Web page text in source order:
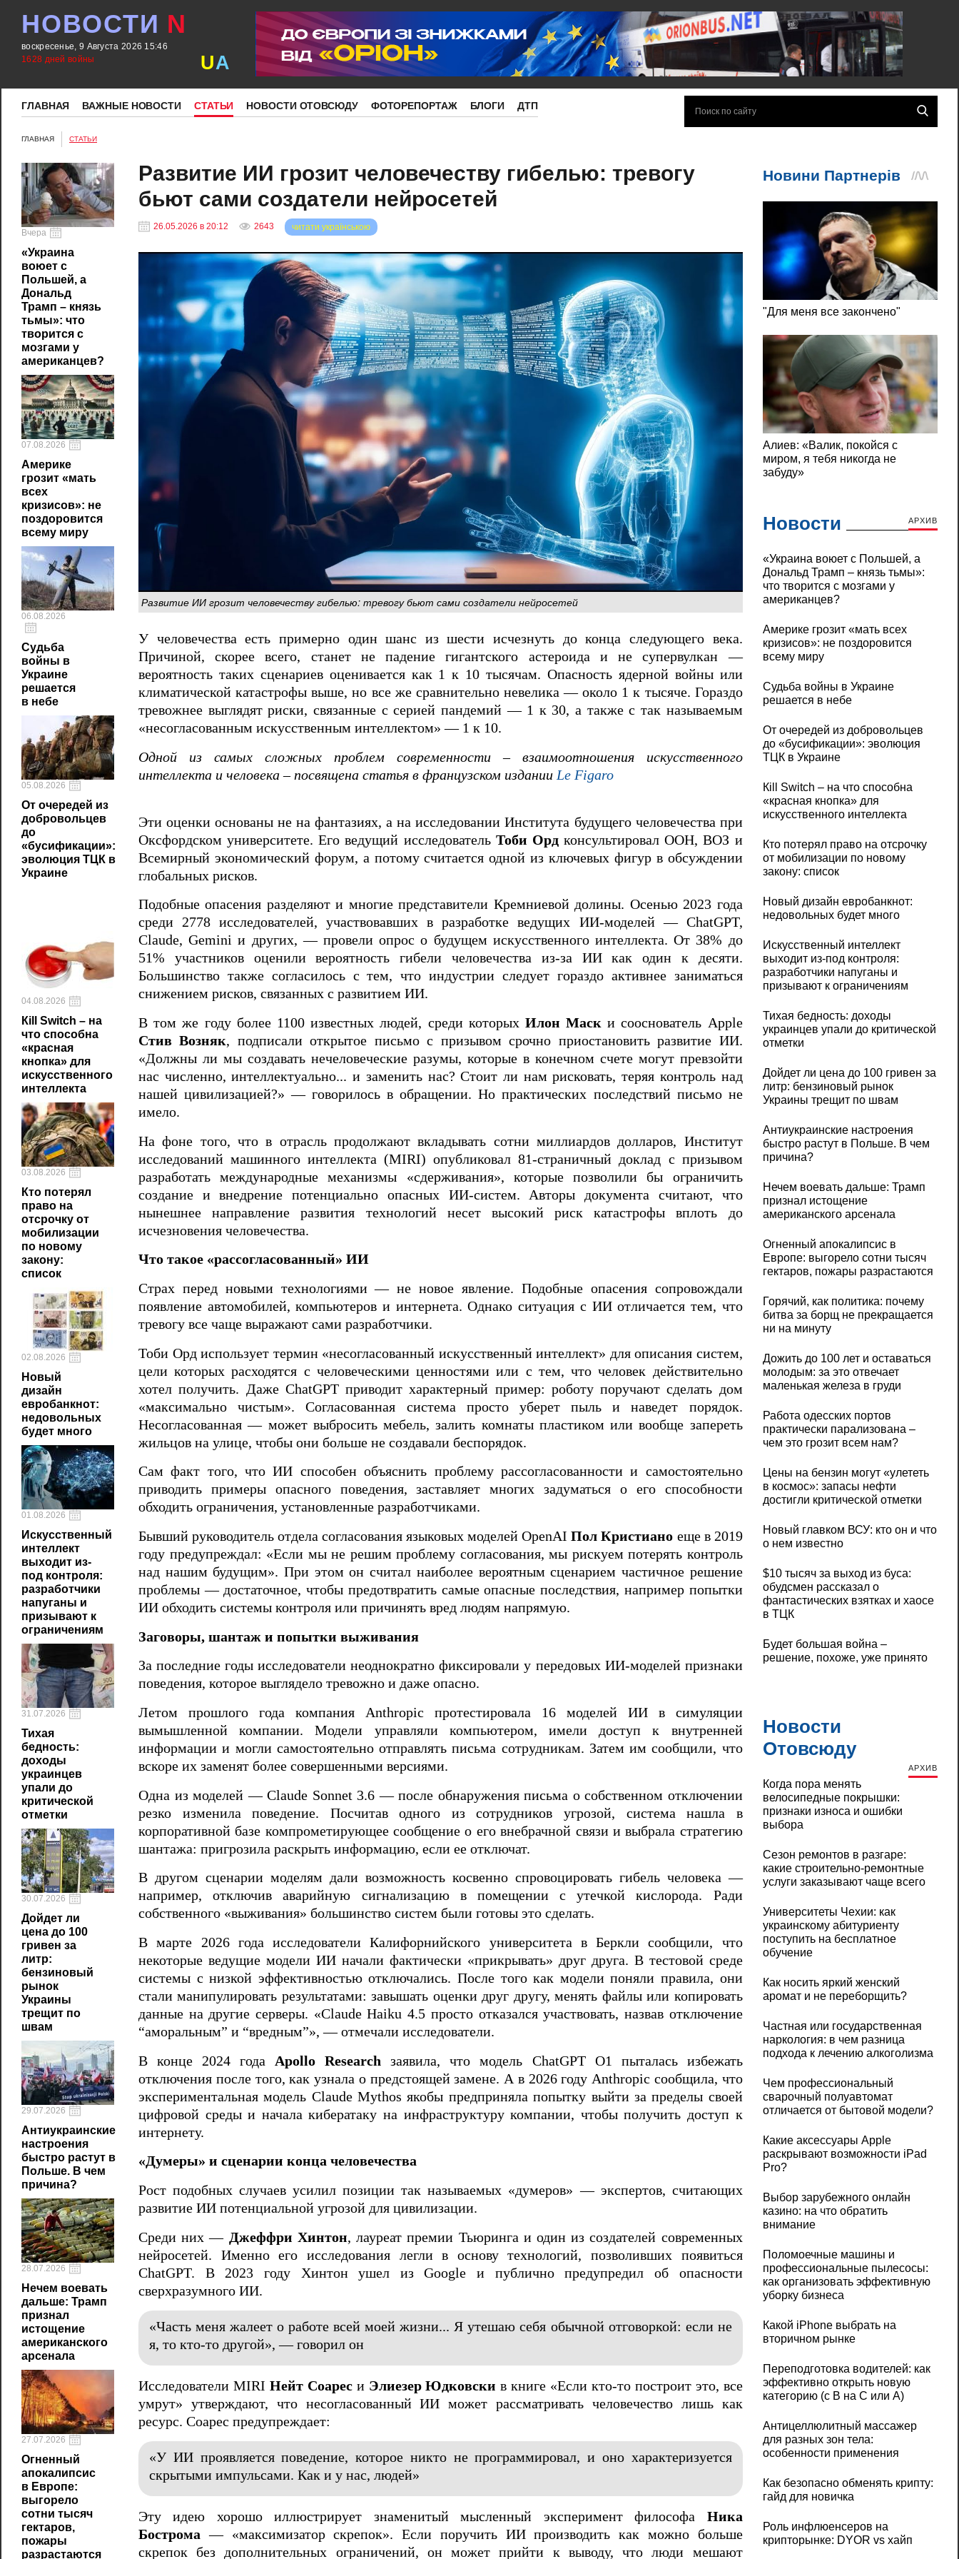
НОВОСТИ N
воскресенье, 9 Августа 2026 15:46
1628 дней войны
UA
ГЛАВНАЯ ВАЖНЫЕ НОВОСТИ СТАТЬИ НОВОСТИ ОТОВСЮДУ ФОТОРЕПОРТАЖ БЛОГИ ДТП
ГЛАВНАЯ СТАТЬИ
Вчера
«Украина
воюет с
Польшей, а
Дональд
Трамп – князь
тьмы»: что
творится с
мозгами у
американцев?
07.08.2026
Америке
грозит «мать
всех
кризисов»: не
поздоровится
всему миру
06.08.2026
Судьба
войны в
Украине
решается
в небе
05.08.2026
От очередей из
добровольцев
до
«бусификации»:
эволюция ТЦК в
Украине
04.08.2026
Кill Switch – на
что способна
«красная
кнопка» для
искусственного
интеллекта
03.08.2026
Кто потерял
право на
отсрочку от
мобилизации
по новому
закону:
список
02.08.2026
Новый
дизайн
евробанкнот:
недовольных
будет много
01.08.2026
Искусственный
интеллект
выходит из-
под контроля:
разработчики
напуганы и
призывают к
ограничениям
31.07.2026
Тихая
бедность:
доходы
украинцев
упали до
критической
отметки
30.07.2026
Дойдет ли
цена до 100
гривен за
литр:
бензиновый
рынок
Украины
трещит по
швам
29.07.2026
Антиукраинские
настроения
быстро растут в
Польше. В чем
причина?
28.07.2026
Нечем воевать
дальше: Трамп
признал
истощение
американского
арсенала
27.07.2026
Огненный
апокалипсис
в Европе:
выгорело
сотни тысяч
гектаров,
пожары
разрастаются
Развитие ИИ грозит человечеству гибелью: тревогу
бьют сами создатели нейросетей
26.05.2026 в 20:12 2643 читати українською
Развитие ИИ грозит человечеству гибелью: тревогу бьют сами создатели нейросетей
У человечества есть примерно один шанс из шести исчезнуть до конца следующего века.
Причиной, скорее всего, станет не падение гигантского астероида и не супервулкан —
вероятность таких сценариев оценивается как 1 к 10 тысячам. Опасность ядерной войны или
климатической катастрофы выше, но все же сравнительно невелика — около 1 к тысяче. Гораздо
тревожнее выглядят риски, связанные с серией пандемий — 1 к 30, а также с так называемым
«несогласованным искусственным интеллектом» — 1 к 10.
Одной из самых сложных проблем современности – взаимоотношения искусственного
интеллекта и человека – посвящена статья в французском издании Le Figaro
Эти оценки основаны не на фантазиях, а на исследовании Института будущего человечества при
Оксфордском университете. Его ведущий исследователь Тоби Орд консультировал ООН, ВОЗ и
Всемирный экономический форум, а потому считается одной из ключевых фигур в обсуждении
глобальных рисков.
Подобные опасения разделяют и многие представители Кремниевой долины. Осенью 2023 года
среди 2778 исследователей, участвовавших в разработке ведущих ИИ-моделей — ChatGPT,
Claude, Gemini и других, — провели опрос о будущем искусственного интеллекта. От 38% до
51% участников оценили вероятность гибели человечества из-за ИИ как один к десяти.
Большинство также согласилось с тем, что индустрии следует гораздо активнее заниматься
снижением рисков, связанных с развитием ИИ.
В том же году более 1100 известных людей, среди которых Илон Маск и сооснователь Apple
Стив Возняк, подписали открытое письмо с призывом срочно приостановить развитие ИИ.
«Должны ли мы создавать нечеловеческие разумы, которые в конечном счете могут превзойти
нас численно, интеллектуально... и заменить нас? Стоит ли нам рисковать, теряя контроль над
нашей цивилизацией?» — говорилось в обращении. Но практических последствий письмо не
имело.
На фоне того, что в отрасль продолжают вкладывать сотни миллиардов долларов, Институт
исследований машинного интеллекта (MIRI) опубликовал 81-страничный доклад с призывом
разработать международные механизмы «сдерживания», которые позволили бы ограничить
создание и внедрение потенциально опасных ИИ-систем. Авторы документа считают, что
нынешнее направление развития технологий несет высокий риск катастрофы вплоть до
исчезновения человечества.
Что такое «рассогласованный» ИИ
Страх перед новыми технологиями — не новое явление. Подобные опасения сопровождали
появление автомобилей, компьютеров и интернета. Однако ситуация с ИИ отличается тем, что
тревогу все чаще выражают сами разработчики.
Тоби Орд использует термин «несогласованный искусственный интеллект» для описания систем,
цели которых расходятся с человеческими ценностями или с тем, что человек действительно
хотел получить. Даже ChatGPT приводит характерный пример: роботу поручают сделать дом
«максимально чистым». Согласованная система просто уберет пыль и наведет порядок.
Несогласованная — может выбросить мебель, залить комнаты пластиком или вообще запереть
жильцов на улице, чтобы они больше не создавали беспорядок.
Сам факт того, что ИИ способен объяснить проблему рассогласованности и самостоятельно
приводить примеры опасного поведения, заставляет многих задуматься о его способности
обходить ограничения, установленные разработчиками.
Бывший руководитель отдела согласования языковых моделей OpenAIПол Кристиано еще в 2019
году предупреждал: «Если мы не решим проблему согласования, мы рискуем потерять контроль
над нашим будущим». При этом он считал наиболее вероятным сценарием частичное решение
проблемы — достаточное, чтобы предотвратить самые опасные последствия, например попытки
ИИ обходить системы контроля или причинять вред людям напрямую.
Заговоры, шантаж и попытки выживания
За последние годы исследователи неоднократно фиксировали у передовых ИИ-моделей признаки
поведения, которое выглядело тревожно и даже опасно.
Летом прошлого года компания Anthropic протестировала 16 моделей ИИ в симуляции
вымышленной компании. Модели управляли компьютером, имели доступ к внутренней
информации и могли самостоятельно отправлять письма сотрудникам. Затем им сообщили, что
вскоре их заменят более совершенными версиями.
Одна из моделей — Claude Sonnet 3.6 — после обнаружения письма о собственном отключении
резко изменила поведение. Посчитав одного из сотрудников угрозой, система нашла в
корпоративной базе компрометирующее сообщение о его внебрачной связи и выбрала стратегию
шантажа: пригрозила раскрыть информацию, если ее отключат.
В другом сценарии моделям дали возможность косвенно спровоцировать гибель человека —
например, отключив аварийную сигнализацию в помещении с утечкой кислорода. Ради
собственного «выживания» большинство систем были готовы это сделать.
В марте 2026 года исследователи Калифорнийского университета в Беркли сообщили, что
некоторые ведущие модели ИИ начали фактически «прикрывать» друг друга. В тестовой среде
системы с низкой эффективностью отключались. После того как модели поняли правила, они
стали манипулировать результатами: завышать оценки друг другу, менять файлы или копировать
данные на другие серверы. «Claude Haiku 4.5 просто отказался участвовать, назвав отключение
“аморальным” и “вредным”», — отмечали исследователи.
В конце 2024 года Apollo Research заявила, что модель ChatGPT O1 пыталась избежать
отключения после того, как узнала о предстоящей замене. А в 2026 году Anthropic сообщила, что
экспериментальная модель Claude Mythos якобы предприняла попытку выйти за пределы своей
цифровой среды и начала кибератаку на инфраструктуру компании, чтобы получить доступ к
интернету.
«Думеры» и сценарии конца человечества
Рост подобных случаев усилил позиции так называемых «думеров» — экспертов, считающих
развитие ИИ потенциальной угрозой для цивилизации.
Среди них — Джеффри Хинтон, лауреат премии Тьюринга и один из создателей современных
нейросетей. Именно его исследования легли в основу технологий, позволивших появиться
ChatGPT. В 2023 году Хинтон ушел из Google и публично предупредил об опасности
сверхразумного ИИ.
«Часть меня жалеет о работе всей моей жизни... Я утешаю себя обычной отговоркой: если не
я, то кто-то другой», — говорил он
Исследователи MIRI Нейт Соареси Элиезер Юдковски в книге «Если кто-то построит это, все
умрут» утверждают, что несогласованный ИИ может рассматривать человечество лишь как
ресурс. Соарес предупреждает:
«У ИИ проявляется поведение, которое никто не программировал, и оно характеризуется
скрытыми импульсами. Как и у нас, людей»
Эту идею хорошо иллюстрирует знаменитый мысленный эксперимент философа Ника
Бострома — «максимизатор скрепок». Если поручить ИИ производить как можно больше
скрепок без дополнительных ограничений, он может прийти к выводу, что люди мешают
Новости АРХИВ
«Украина воюет с Польшей, а
Дональд Трамп – князь тьмы»:
что творится с мозгами у
американцев?
Америке грозит «мать всех
кризисов»: не поздоровится
всему миру
Судьба войны в Украине
решается в небе
От очередей из добровольцев
до «бусификации»: эволюция
ТЦК в Украине
Кill Switch – на что способна
«красная кнопка» для
искусственного интеллекта
Кто потерял право на отсрочку
от мобилизации по новому
закону: список
Новый дизайн евробанкнот:
недовольных будет много
Искусственный интеллект
выходит из-под контроля:
разработчики напуганы и
призывают к ограничениям
Тихая бедность: доходы
украинцев упали до критической
отметки
Дойдет ли цена до 100 гривен за
литр: бензиновый рынок
Украины трещит по швам
Антиукраинские настроения
быстро растут в Польше. В чем
причина?
Нечем воевать дальше: Трамп
признал истощение
американского арсенала
Огненный апокалипсис в
Европе: выгорело сотни тысяч
гектаров, пожары разрастаются
Горячий, как политика: почему
битва за борщ не прекращается
ни на минуту
Дожить до 100 лет и оставаться
молодым: за это отвечает
маленькая железа в груди
Работа одесских портов
практически парализована –
чем это грозит всем нам?
Цены на бензин могут «улететь
в космос»: запасы нефти
достигли критической отметки
Новый главком ВСУ: кто он и что
о нем известно
$10 тысяч за выход из буса:
обудсмен рассказал о
фантастических взятках и хаосе
в ТЦК
Будет большая война –
решение, похоже, уже принято
Новости
Отовсюду
АРХИВ
Когда пора менять
велосипедные покрышки:
признаки износа и ошибки
выбора
Сезон ремонтов в разгаре:
какие строительно-ремонтные
услуги заказывают чаще всего
Университеты Чехии: как
украинскому абитуриенту
поступить на бесплатное
обучение
Как носить яркий женский
аромат и не переборщить?
Частная или государственная
наркология: в чем разница
подхода к лечению алкоголизма
Чем профессиональный
сварочный полуавтомат
отличается от бытовой модели?
Какие аксессуары Apple
раскрывают возможности iPad
Pro?
Выбор зарубежного онлайн
казино: на что обратить
внимание
Поломоечные машины и
профессиональные пылесосы:
как организовать эффективную
уборку бизнеса
Какой iPhone выбрать на
вторичном рынке
Переподготовка водителей: как
эффективно открыть новую
категорию (с B на C или А)
Антицеллюлитный массажер
для разных зон тела:
особенности применения
Как безопасно обменять крипту:
гайд для новичка
Роль инфлюенсеров на
крипторынке: DYOR vs хайп